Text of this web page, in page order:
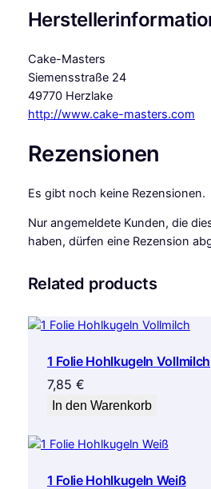
Cake-Masters
Siemensstraße 24
49770 Herzlake
http://www.cake-masters.com
Rezensionen
Es gibt noch keine Rezensionen.
Nur angemeldete Kunden, die
haben, dürfen eine Rezension
Related products
1 Folie Hohlkugeln Vollmilch
7,85 €
In den Warenkorb
1 Folie Hohlkugeln Weiß